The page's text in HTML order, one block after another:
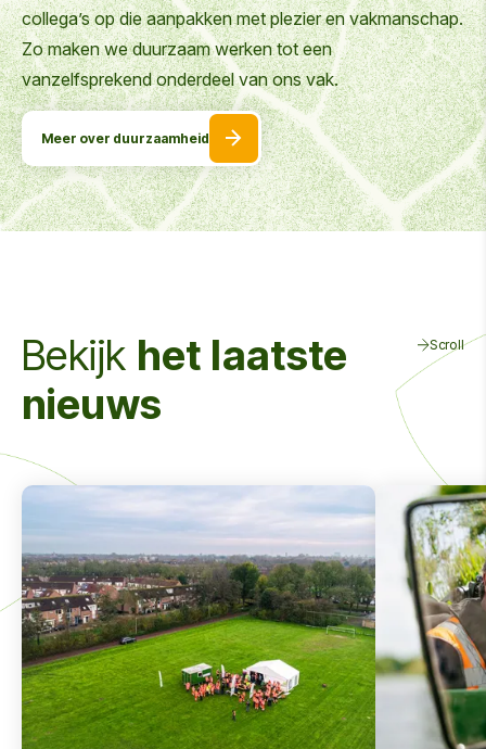
collega’s op die aanpakken met plezier en vakmanschap.
Zo maken we duurzaam werken tot een
vanzelfsprekend onderdeel van ons vak.
Meer over duurzaamheid
Bekijk het laatste
nieuws
Scroll